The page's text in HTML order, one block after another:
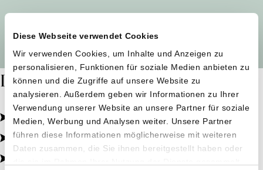
Diese Webseite verwendet Cookies
Wir verwenden Cookies, um Inhalte und Anzeigen zu
personalisieren, Funktionen für soziale Medien anbieten zu
können und die Zugriffe auf unsere Website zu
analysieren. Außerdem geben wir Informationen zu Ihrer
Verwendung unserer Website an unsere Partner für soziale
Medien, Werbung und Analysen weiter. Unsere Partner
führen diese Informationen möglicherweise mit weiteren
Daten zusammen, die Sie ihnen bereitgestellt haben oder
Dafür stehen wir
Pestizidfrei angebaut, schonend verarbeitet.
Natürliche Zutaten, echter Geschmack.
Von kleinen Höfen, direkt zu dir.